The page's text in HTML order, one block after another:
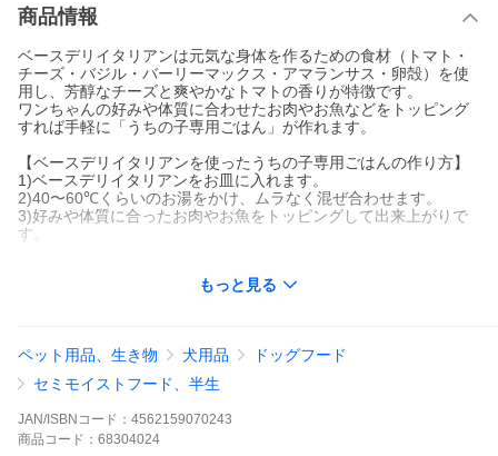
商品情報
ベースデリイタリアンは元気な身体を作るための食材（トマト・
チーズ・バジル・バーリーマックス・アマランサス・卵殻）を使
用し、芳醇なチーズと爽やかなトマトの香りが特徴です。
ワンちゃんの好みや体質に合わせたお肉やお魚などをトッピング
すれば手軽に「うちの子専用ごはん」が作れます。
【ベースデリイタリアンを使ったうちの子専用ごはんの作り方】
1)ベースデリイタリアンをお皿に入れます。
2)40〜60℃くらいのお湯をかけ、ムラなく混ぜ合わせます。
3)好みや体質に合ったお肉やお魚をトッピングして出来上がりで
す。
肥満が気になる：鶏ササミ、鶏むね肉、鱈など
【ドッグフードのトッピングとして】
食いつきを良くするために、いつものドッグフードへのトッピン
グとしてもお使い頂けます。食べムラがある、食欲がないワンち
ゃんやシニア犬にもオススメです。
■内容量：70g
■原材料：大麦フレーク、さつまいも、オートミール、バーリーマ
もっと見る
ペット用品、生き物 犬用品
ドッグフード
セミモイストフード、半生
JAN/ISBNコード： 4562159070243
商品 コード： 68304024